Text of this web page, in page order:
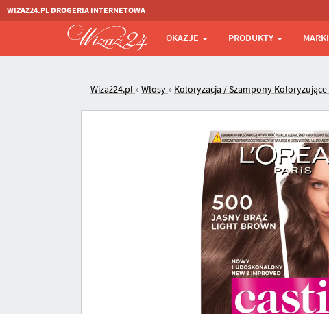
WIZAZ24.PL DROGERIA INTERNETOWA
OKAZJE PRODUKTY MARKI
Wizaż24.pl »Włosy » Koloryzacja / Szampony Koloryzujące